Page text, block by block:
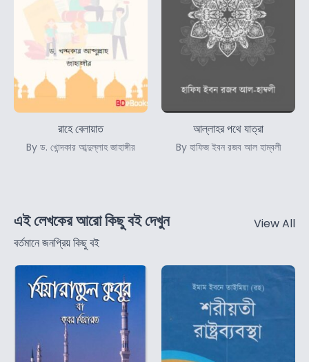
রাহে বেলায়াত
By ড. খোন্দকার আব্দুল্লাহ জাহাঙ্গীর
আল্লাহর পথে যাত্রা
By হাফিজ ইবন রজব আল হাম্বলী
এই লেখকের আরো কিছু বই দেখুন
বর্তমানে জনপ্রিয় কিছু বই
View All